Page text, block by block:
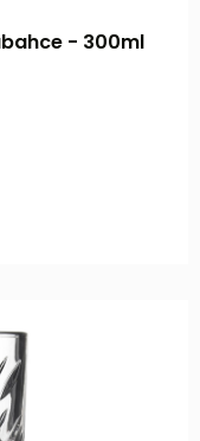
- 300ml